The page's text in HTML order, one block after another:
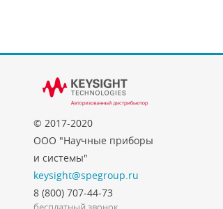
© 2017-2020
ООО "Научные приборы
и системы"
keysight@spegroup.ru
8 (800) 707-44-73